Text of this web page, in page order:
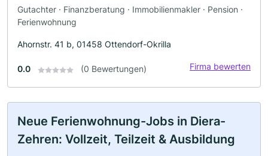
Gutachter · Finanzberatung · Immobilienmakler · Pension ·
Ferienwohnung
Ahornstr. 41 b, 01458 Ottendorf-Okrilla
0.0 (0 Bewertungen) Firma bewerten
Neue Ferienwohnung-Jobs in Diera-
Zehren: Vollzeit, Teilzeit & Ausbildung